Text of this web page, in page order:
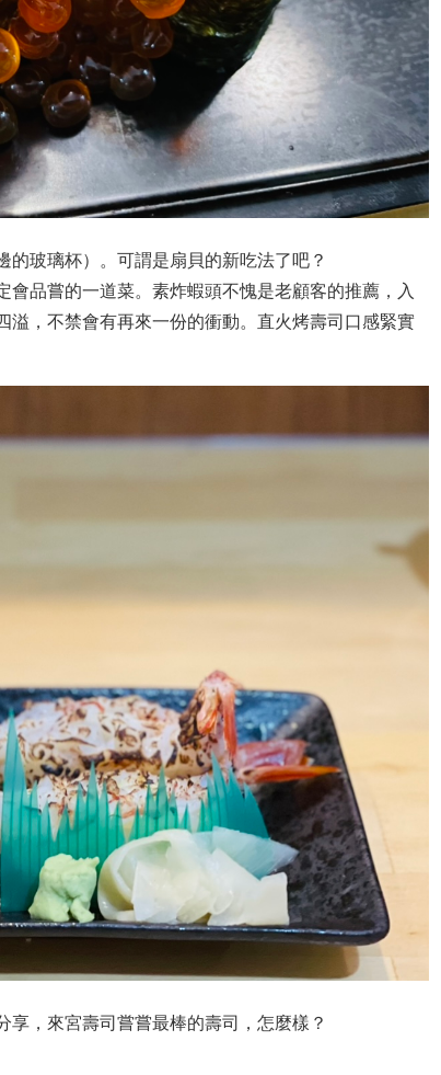
的玻璃杯）。可謂是扇貝的新吃法了吧？
品嘗的一道菜。素炸蝦頭不愧是老顧客的推薦，入
溢，不禁會有再來一份的衝動。直火烤壽司口感緊實
，來宮壽司嘗嘗最棒的壽司，怎麼樣？